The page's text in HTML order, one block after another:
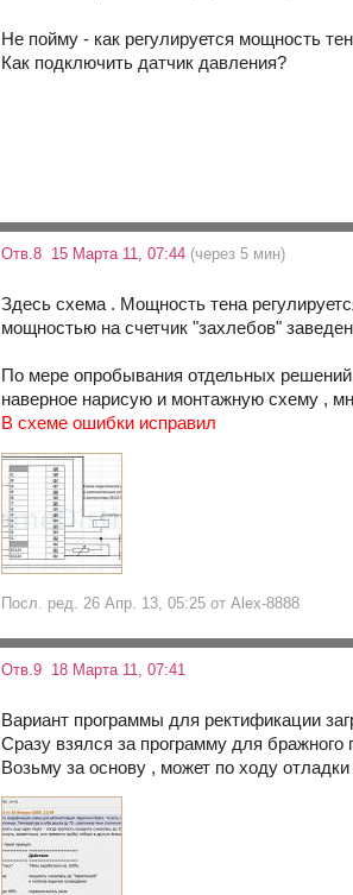
Не пойму - как регулируется мощность
Как подключить датчик давления?
Отв.8 15 Марта 11, 07:44 (через 5 мин)
Здесь схема . Мощность тена
мощностью на счетчик "захлебов"
По мере опробывания отдельных
наверное нарисую и монтажную схему ,
В схеме ошибки исправил
Посл. ред. 26 Апр. 13, 05:25 от Alex-8888
Отв.9 18 Марта 11, 07:41
Вариант программы для ректификации
Сразу взялся за программу для бражного
Возьму за основу , может по ходу